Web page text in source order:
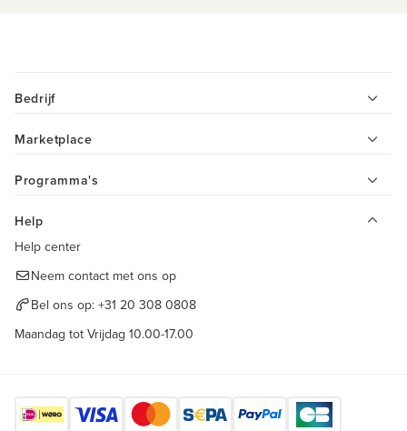
Bedrijf
Marketplace
Programma's
Help
Help center
Neem contact met ons op
Bel ons op: +31 20 308 0808
Maandag tot Vrijdag 10.00-17.00